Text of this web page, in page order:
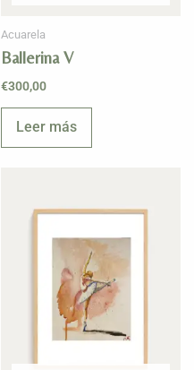
Acuarela
Ballerina V
€300,00
Leer más